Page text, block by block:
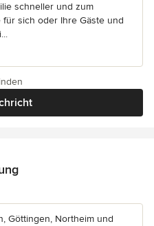
schneller und zum
sich oder Ihre Gäste und
von 5 Sternen
Göttingen, Northeim und